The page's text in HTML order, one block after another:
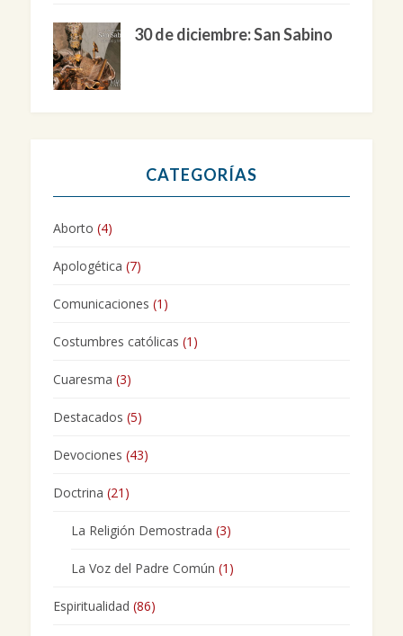
30 de diciembre: San Sabino
CATEGORÍAS
Aborto (4)
Apologética (7)
Comunicaciones (1)
Costumbres católicas (1)
Cuaresma (3)
Destacados (5)
Devociones (43)
Doctrina (21)
La Religión Demostrada (3)
La Voz del Padre Común (1)
Espiritualidad (86)